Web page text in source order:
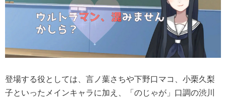
登場する役としては、言ノ葉さちや下野口マコ、小栗久梨
子といったメインキャラに加え、「のじゃが」口調の渋川